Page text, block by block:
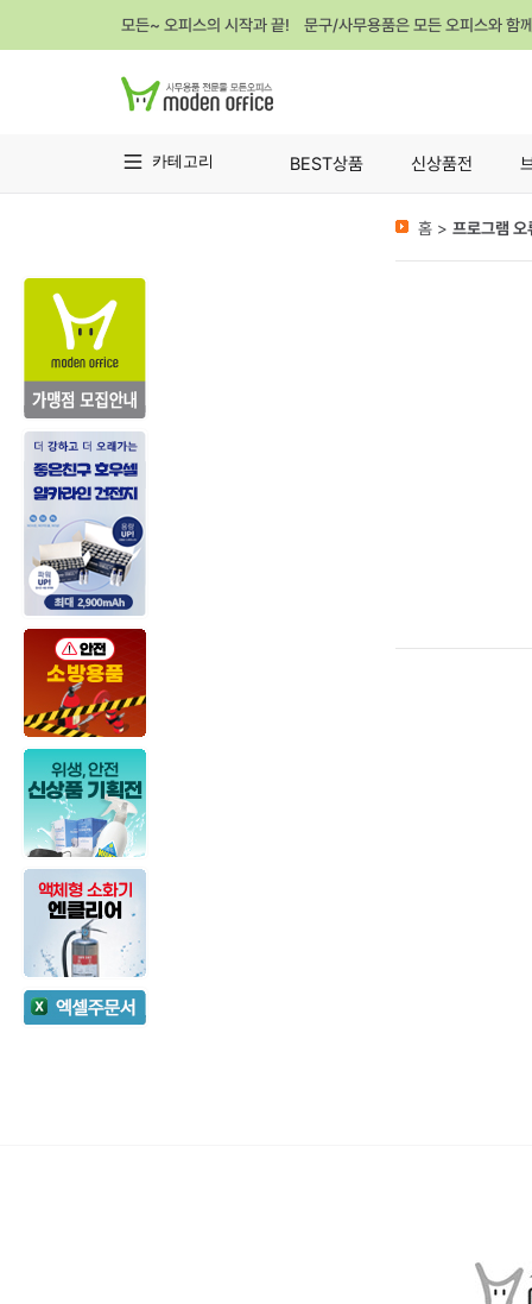
모든~ 오피스의 시작과 끝! 문구/사무용품은 모든 오피스와 함
카테고리 BEST상품 신상품전
홈 > 프로그램 오